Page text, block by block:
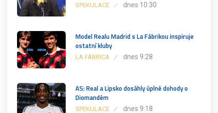
SPEKULACE dnes 10:30
Model Realu Madrid s La Fábrikou inspiruje
ostatní kluby
LA FÁBRICA dnes 9:28
AS: Real a Lipsko dosáhly úplné dohody o
Diomandém
SPEKULACE dnes 9:18